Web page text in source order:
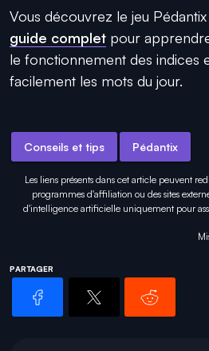
Vous découvrez le jeu
guide complet pour
le fonctionnement des indices
facilement les mots du jour.
Conseils et tips Pédantix
Les liens présents dans cet article peuvent
programmes d'affiliation ou des sites
d'intelligence artificielle uniquement pour
PARTAGER